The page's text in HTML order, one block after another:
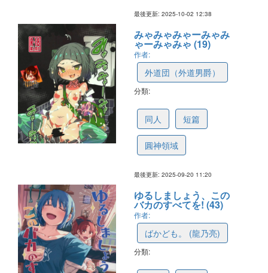
最後更新: 2025-10-02 12:38
みゃみゃみゃーみゃみ
ゃーみゃみゃ (19)
作者:
外道団（外道男爵）
分類:
同人 短篇
圓神領域
最後更新: 2025-09-20 11:20
ゆるしましょう、この
バカのすべてを! (43)
作者:
ばかども。 (龍乃亮)
分類: